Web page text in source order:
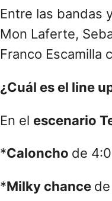
Entre las bandas
Mon Laferte,
Franco Escamilla
¿Cuál es el line
En el escenario
*Caloncho de
*Milky chance